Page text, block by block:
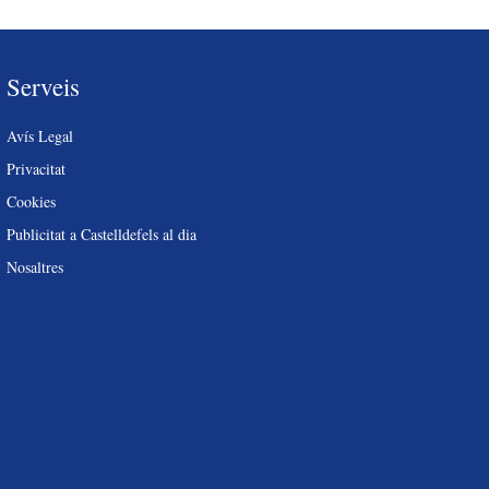
Serveis
Avís Legal
Privacitat
Cookies
Publicitat a Castelldefels al dia
Nosaltres